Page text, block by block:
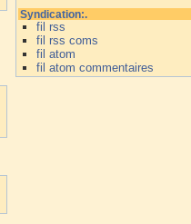
Syndication:.
fil rss
fil rss coms
fil atom
fil atom commentaires